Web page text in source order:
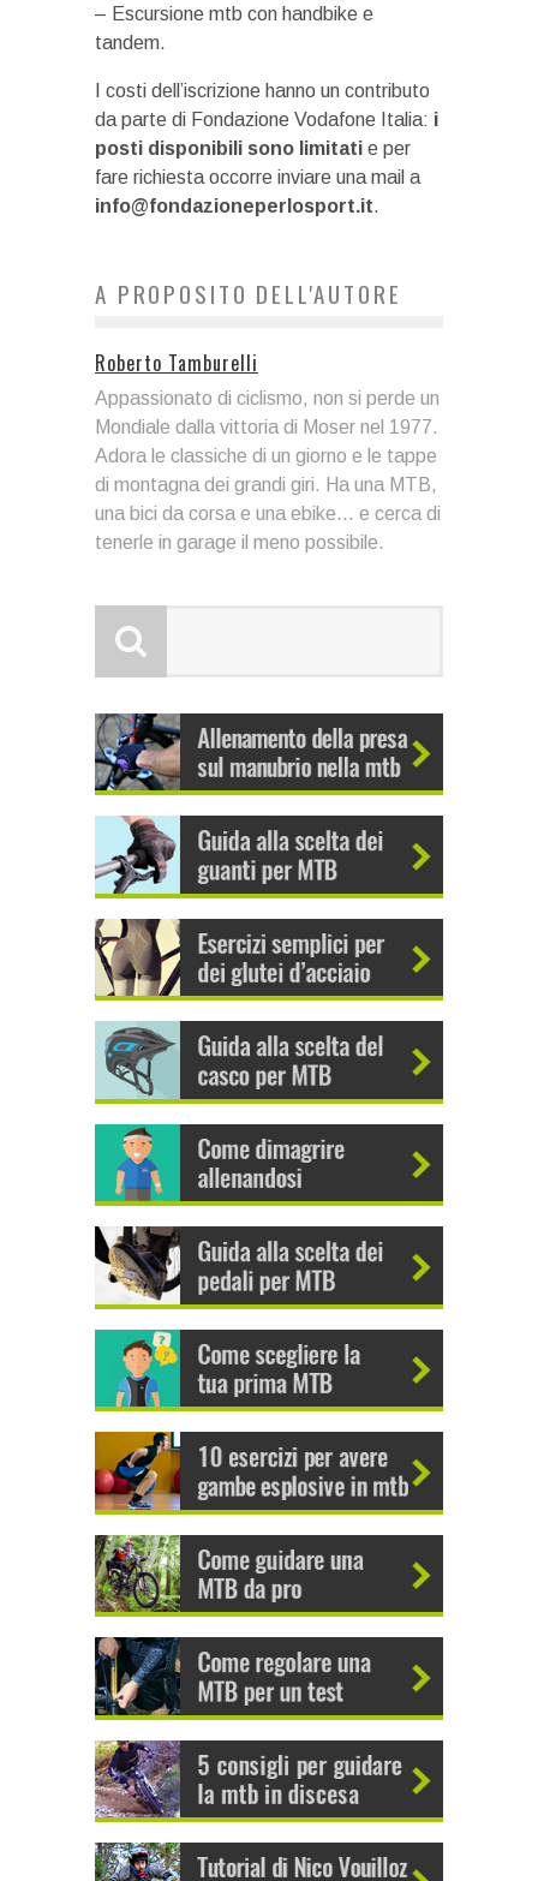
– Escursione mtb con handbike e
tandem.
I costi dell’iscrizione hanno un contributo
da parte di Fondazione Vodafone Italia: i
posti disponibili sono limitati e per
fare richiesta occorre inviare una mail a
info@fondazioneperlosport.it.
A PROPOSITO DELL'AUTORE
Roberto Tamburelli
Appassionato di ciclismo, non si perde un
Mondiale dalla vittoria di Moser nel 1977.
Adora le classiche di un giorno e le tappe
di montagna dei grandi giri. Ha una MTB,
una bici da corsa e una ebike... e cerca di
tenerle in garage il meno possibile.